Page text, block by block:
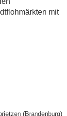
mit
(Brandenburg)